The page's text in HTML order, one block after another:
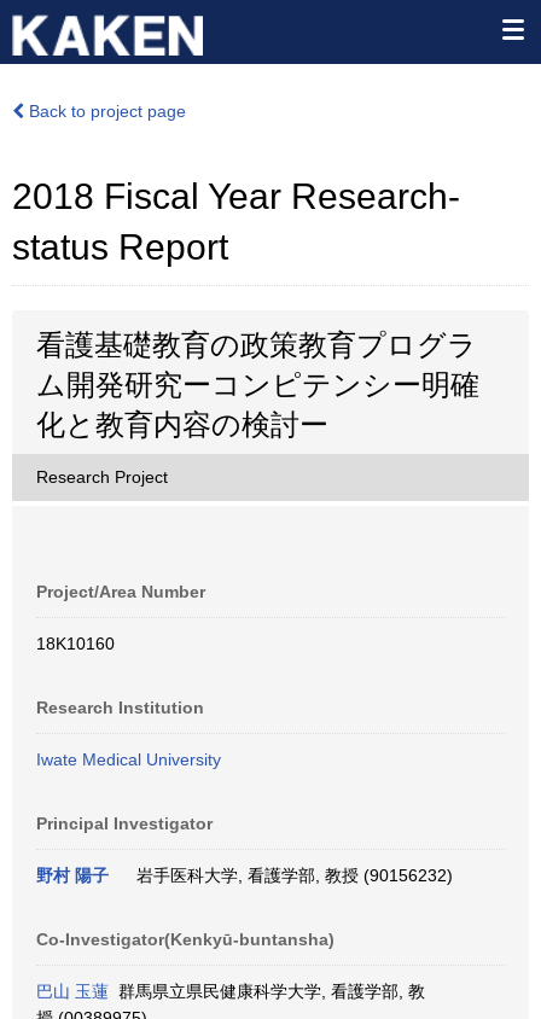
Back to project page
2018 Fiscal Year Research-
status Report
看護基礎教育の政策教育プログラ
ム開発研究ーコンピテンシー明確
化と教育内容の検討ー
Research Project
Project/Area Number
18K10160
Research Institution
Iwate Medical University
Principal Investigator
野村 陽子 岩手医科大学, 看護学部, 教授 (90156232)
Co-Investigator(Kenkyū-buntansha)
巴山 玉蓮 群馬県立県民健康科学大学, 看護学部, 教